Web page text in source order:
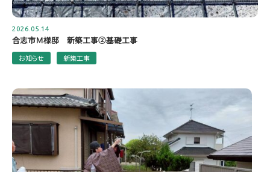
2026.05.14
合志市Ｍ様邸 新築工事②基礎工事
お知らせ 新築工事